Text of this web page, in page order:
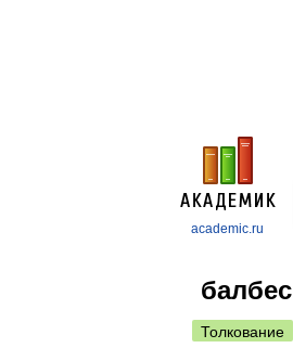
academic.ru
балбес
Толкование